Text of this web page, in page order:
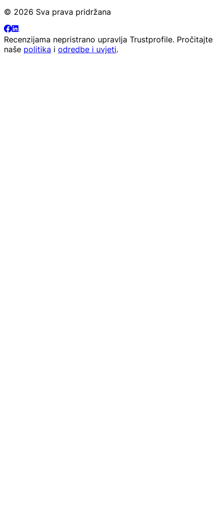
© 2026 Sva prava pridržana
Recenzijama nepristrano upravlja Trustprofile. Pročitajte
naše politika i odredbe i uvjeti.